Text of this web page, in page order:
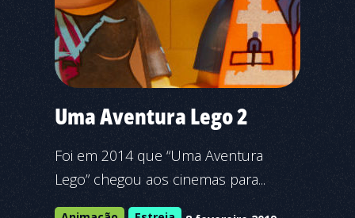
Uma Aventura Lego 2
Foi em 2014 que “Uma Aventura
Lego” chegou aos cinemas para...